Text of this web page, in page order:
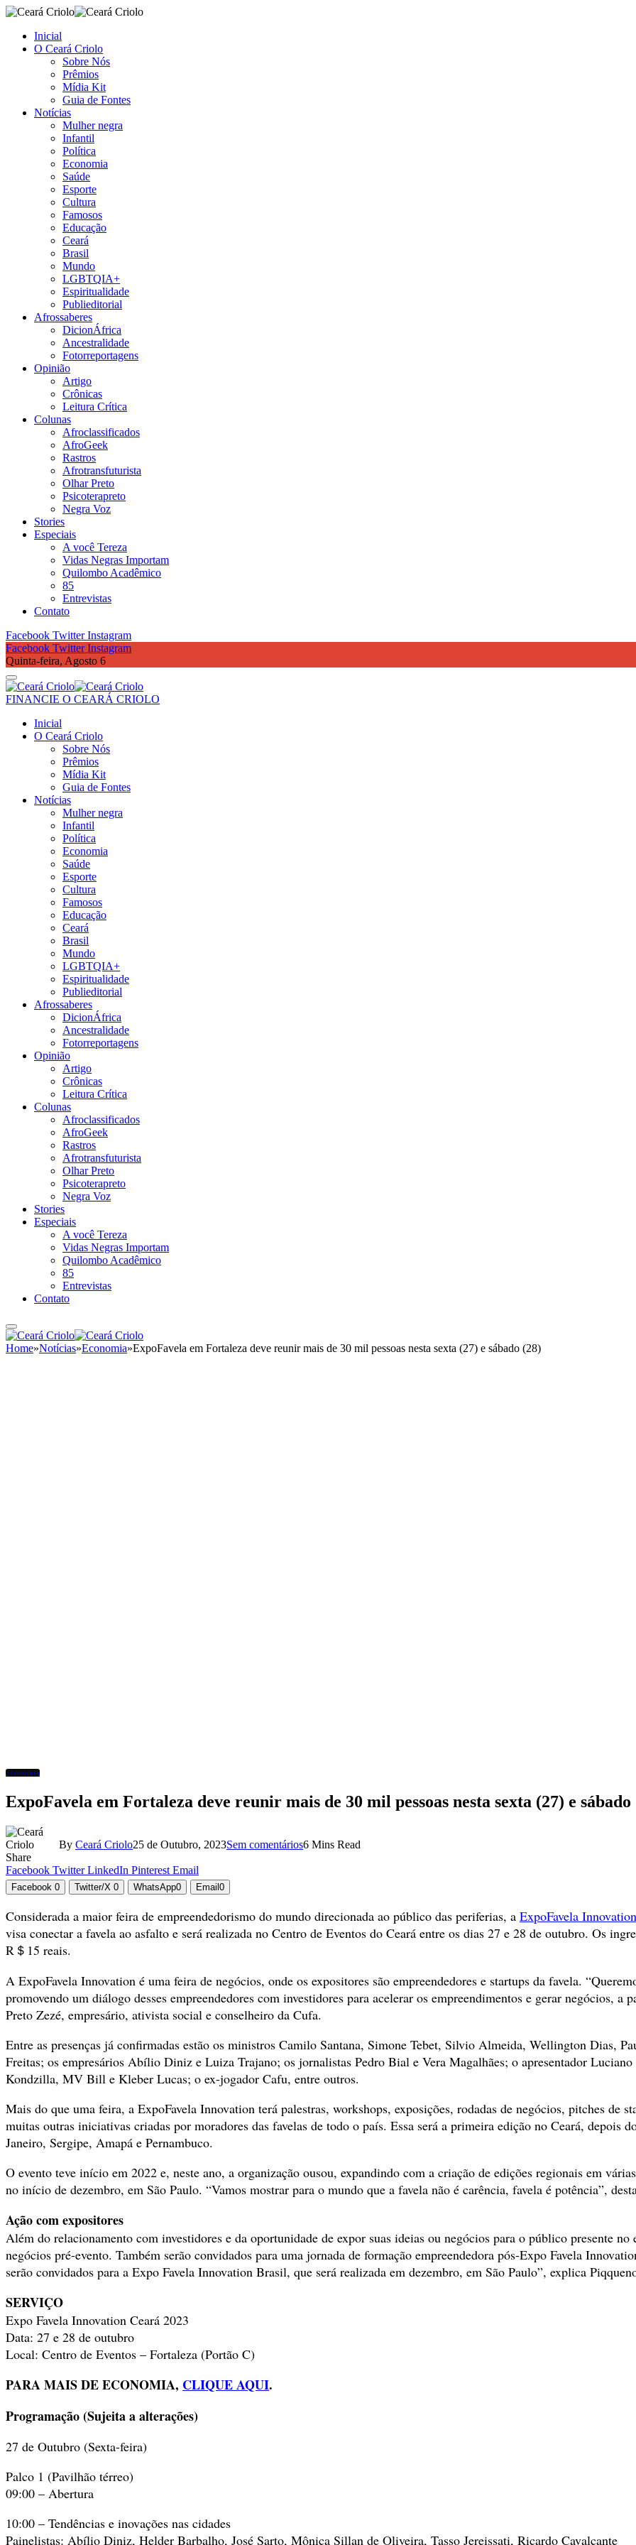
Inicial
O Ceará Criolo
Sobre Nós
Prêmios
Mídia Kit
Guia de Fontes
Notícias
Mulher negra
Infantil
Política
Economia
Saúde
Esporte
Cultura
Famosos
Educação
Ceará
Brasil
Mundo
LGBTQIA+
Espiritualidade
Publieditorial
Afrossaberes
DicionÁfrica
Ancestralidade
Fotorreportagens
Opinião
Artigo
Crônicas
Leitura Crítica
Colunas
Afroclassificados
AfroGeek
Rastros
Afrotransfuturista
Olhar Preto
Psicoterapreto
Negra Voz
Stories
Especiais
A você Tereza
Vidas Negras Importam
Quilombo Acadêmico
85
Entrevistas
Contato
Facebook Twitter Instagram
Facebook Twitter Instagram
Quinta-feira, Agosto 6
FINANCIE O CEARÁ CRIOLO
Inicial
O Ceará Criolo
Sobre Nós
Prêmios
Mídia Kit
Guia de Fontes
Notícias
Mulher negra
Infantil
Política
Economia
Saúde
Esporte
Cultura
Famosos
Educação
Ceará
Brasil
Mundo
LGBTQIA+
Espiritualidade
Publieditorial
Afrossaberes
DicionÁfrica
Ancestralidade
Fotorreportagens
Opinião
Artigo
Crônicas
Leitura Crítica
Colunas
Afroclassificados
AfroGeek
Rastros
Afrotransfuturista
Olhar Preto
Psicoterapreto
Negra Voz
Stories
Especiais
A você Tereza
Vidas Negras Importam
Quilombo Acadêmico
85
Entrevistas
Contato
Home»Notícias»Economia»ExpoFavela em Fortaleza deve reunir mais de 30 mil pessoas nesta sexta (27) e sábado (28)
Economia
ExpoFavela em Fortaleza deve reunir mais de 30 mil pessoas nesta sexta (27) e sábado
By Ceará Criolo25 de Outubro, 2023Sem comentários6 Mins Read
Share
Facebook Twitter LinkedIn Pinterest Email
Facebook 0 Twitter/X 0 WhatsApp0 Email 0
Considerada a maior feira de empreendedorismo do mundo direcionada ao público das periferias, a ExpoFavela Innovation
visa conectar a favela ao asfalto e será realizada no Centro de Eventos do Ceará entre os dias 27 e 28 de outubro. Os
R＄15 reais.
A ExpoFavela Innovation é uma feira de negócios, onde os expositores são empreendedores e startups da favela.
promovendo um diálogo desses empreendedores com investidores para acelerar os empreendimentos e gerar negócios, a
Preto Zezé, empresário, ativista social e conselheiro da Cufa.
Entre as presenças já confirmadas estão os ministros Camilo Santana, Simone Tebet, Silvio Almeida, Wellington Dias,
Freitas; os empresários Abílio Diniz e Luiza Trajano; os jornalistas Pedro Bial e Vera Magalhães; o apresentador
Kondzilla, MV Bill e Kleber Lucas; o ex-jogador Cafu, entre outros.
Mais do que uma feira, a ExpoFavela Innovation terá palestras, workshops, exposições, rodadas de negócios, pitches de
muitas outras iniciativas criadas por moradores das favelas de todo o país. Essa será a primeira edição no Ceará, depois
Janeiro, Sergipe, Amapá e Pernambuco.
O evento teve início em 2022 e, neste ano, a organização ousou, expandindo com a criação de edições regionais em
no início de dezembro, em São Paulo. “Vamos mostrar para o mundo que a favela não é carência, favela é potência”,
Ação com expositores
Além do relacionamento com investidores e da oportunidade de expor suas ideias ou negócios para o público presente
negócios pré-evento. Também serão convidados para uma jornada de formação empreendedora pós-Expo Favela
serão convidados para a Expo Favela Innovation Brasil, que será realizada em dezembro, em São Paulo”, explica
SERVIÇO
Expo Favela Innovation Ceará 2023
Data: 27 e 28 de outubro
Local: Centro de Eventos – Fortaleza (Portão C)
PARA MAIS DE ECONOMIA, CLIQUE AQUI.
Programação (Sujeita a alterações)
27 de Outubro (Sexta-feira)
Palco 1 (Pavilhão térreo)
09:00 – Abertura
10:00 – Tendências e inovações nas cidades
Painelistas: Abílio Diniz, Helder Barbalho, José Sarto, Mônica Sillan de Oliveira, Tasso Jereissati, Ricardo Cavalcante